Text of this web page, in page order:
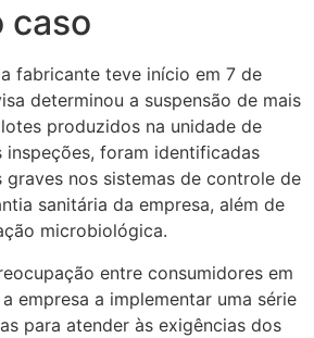
caso
fabricante teve início em 7 de
determinou a suspensão de mais
produzidos na unidade de
inspeções, foram identificadas
graves nos sistemas de controle de
sanitária da empresa, além de
microbiológica.
entre consumidores em
empresa a implementar uma série
para atender às exigências dos